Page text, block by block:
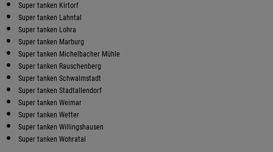
Super tanken Kirtorf
Super tanken Lahntal
Super tanken Lohra
Super tanken Marburg
Super tanken Michelbacher Mühle
Super tanken Rauschenberg
Super tanken Schwalmstadt
Super tanken Stadtallendorf
Super tanken Weimar
Super tanken Wetter
Super tanken Willingshausen
Super tanken Wohratal